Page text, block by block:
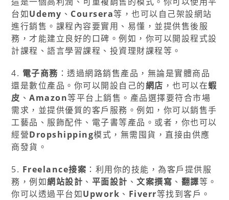
台如Udemy 、 Coursera等，也可以自己架設網站
進行銷售。課程內容要實用、易懂，並提供售後服
務，才能建立良好的口碑。例如，你可以開設程式設
計課程、語言學習課程、投資理財課程等。
4. 電子商務 ：透過網路銷售產品，無論是實體商品
還是數位產品。你可以開設自己的網店 ，也可以在蝦
皮 、Amazon等平台上銷售。產品選擇要符合市場
需求，並提供優質的客戶服務。例如，你可以銷售手
工藝品、服飾配件、電子書等產品。或者，你也可以
經營Dropshipping模式，無需囤貨，直接由供應
商發貨。
5. Freelance接案 ：利用你的技能，為客戶提供服
務，例如網站設計 、 平面設計 、文案撰寫 、 翻譯等。
你可以透過平台如Upwork 、 Fiverr等找到客戶。